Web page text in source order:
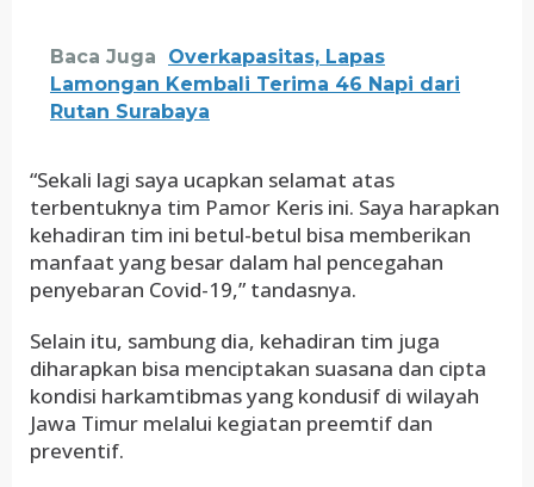
Baca Juga
Overkapasitas, Lapas
Lamongan Kembali Terima 46 Napi dari
Rutan Surabaya
“Sekali lagi saya ucapkan selamat atas
terbentuknya tim Pamor Keris ini. Saya harapkan
kehadiran tim ini betul-betul bisa memberikan
manfaat yang besar dalam hal pencegahan
penyebaran Covid-19,” tandasnya.
Selain itu, sambung dia, kehadiran tim juga
diharapkan bisa menciptakan suasana dan cipta
kondisi harkamtibmas yang kondusif di wilayah
Jawa Timur melalui kegiatan preemtif dan
preventif.